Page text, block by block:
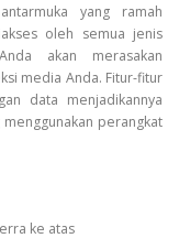
yang ramah
oleh semua jenis
akan merasakan
media Anda. Fitur-fitur
data menjadikannya
perangkat
ke atas